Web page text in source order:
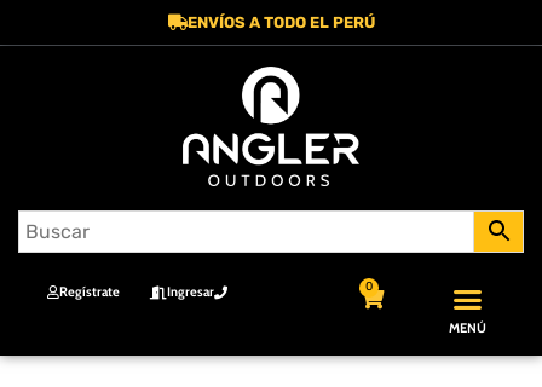
ENVÍOS A TODO EL PERÚ
Regístrate Ingresar 0
MENÚ